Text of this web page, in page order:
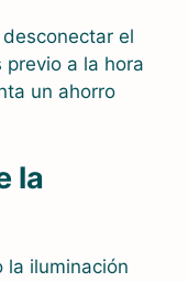
el
a la hora
un ahorro
la
la iluminación